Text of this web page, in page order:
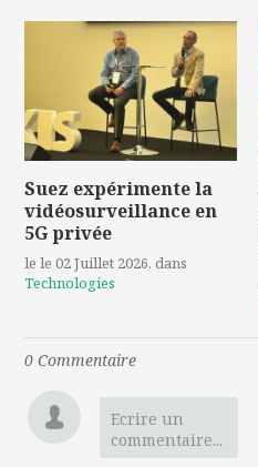
Suez expérimente la
vidéosurveillance en
5G privée
le le 02 Juillet 2026, dans
Technologies
0 Commentaire
Ecrire un
commentaire...